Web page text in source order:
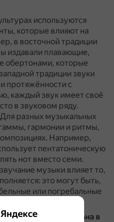
используются
которые влияют на
в восточной традиции
издавали плавающие,
обертонами, которые
традиции звуки
протяжённости с
каждый звук имеет своё
в звуковом ряду.
Для разных музыкальных
гармонии и ритмы,
Например,
пентатоническую
нот вместо семи.
музыки влияет то,
это могут быть,
или погребальные
музыка универсальна в